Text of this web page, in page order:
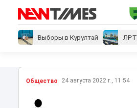
Выборы в Курултай ЛРТ
Общество 24 августа 2022 г., 11:54